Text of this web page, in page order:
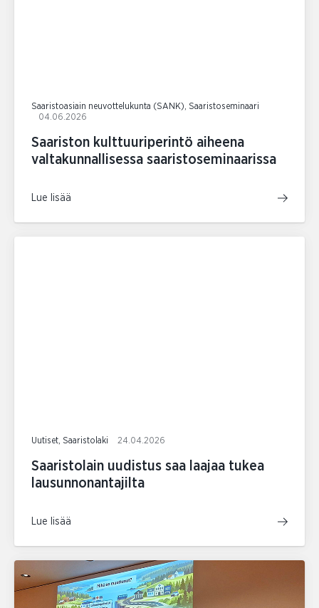
Saaristoasiain neuvottelukunta (SANK), Saaristoseminaari
04.06.2026
Saariston kulttuuriperintö aiheena
valtakunnallisessa saaristoseminaarissa
Lue lisää
Uutiset, Saaristolaki 24.04.2026
Saaristolain uudistus saa laajaa tukea
lausunnonantajilta
Lue lisää